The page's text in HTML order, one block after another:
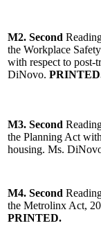
M2. Second
the Workplace
with respect to post-
DiNovo.
M3. Second
the Planning Act
housing. Ms.
M4. Second
the Metrolinx Act,
PRINTED.